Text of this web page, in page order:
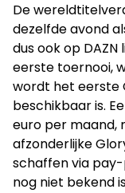
De
dezelfde avond
dus ook op DAZN
eerste toernooi,
wordt het eerste
beschikbaar is.
euro per maand,
afzonderlijke
schaffen via
nog niet bekend